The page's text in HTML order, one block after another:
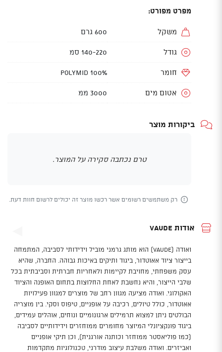
מפרט מפורט:
משקל 600 גרם
גודל 140-220 סמ
חומר Polymid 100%
אטום מים 3000 ממ
ביקורות מוצר
טרם נכתבה סקירה על המוצר.
רק משתמשים רשומים אשר רכשו מוצר זה יכולים לרשום חוות דעת.
אודות Vaude
ואודה (VAUDE) הוא מותג גרמני מוביל וידידותי לסביבה, המתמחה
בייצור ציוד אאוטדור, ביגוד ותיקים באיכות גבוהה. החברה, שהיא
עסק משפחתי, מחויבת לקיימות ולאחריות חברתית וסביבתית בכל
שלבי הייצור, והיא נחשבת לאחת החלוצות בתחום האופנה והציוד
האקולוגי. ואודה מציעה מגוון רחב של מוצרים למגוון פעילויות
אאוטדור, כולל טיולים, רכיבה על אופניים, טיפוס וסקי. בין מוצריה
הבולטים ניתן למצוא תרמילים ארגונומיים ונוחים, אוהלים עמידים,
ביגוד פונקציונלי המיוצר מחומרים ממוחזרים וידידותיים לסביבה
(כמו פוליאסטר ממוחזר וכותנה אורגנית), וכן תיקי אופניים
ואביזרים. ואודה משלבת עיצוב מודרני, טכנולוגיות מתקדמות